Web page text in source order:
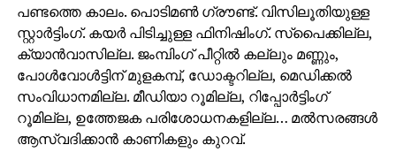
പണ്ടത്തെ കാലം. പൊടിമണ്‍ ഗ്രൗണ്ട്. വിസിലൂതിയുള്ള
സ്റ്റാര്‍ട്ടിംഗ്. കയര്‍ പിടിച്ചുള്ള ഫിനിഷിംഗ്. സ്‌പൈക്കില്ല,
ക്യാന്‍വാസില്ല. ജംമ്പിംഗ് പീറ്റില്‍ കല്ലും മണ്ണും,
പോള്‍വോള്‍ട്ടിന് മുളകമ്പ്, ഡോക്ടറില്ല, മെഡിക്കല്‍
സംവിധാനമില്ല. മീഡിയാ റൂമില്ല, റിപ്പോര്‍ട്ടിംഗ്
റൂമില്ല, ഉത്തേജക പരിശോധനകളില്ല… മല്‍സരങ്ങള്‍
ആസ്വദിക്കാന്‍ കാണികളും കുറവ്.